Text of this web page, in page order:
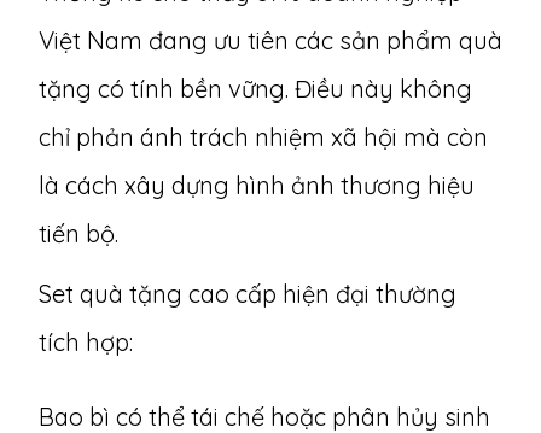
Việt Nam đang ưu tiên các sản phẩm quà
tặng có tính bền vững. Điều này không
chỉ phản ánh trách nhiệm xã hội mà còn
là cách xây dựng hình ảnh thương hiệu
tiến bộ.
Set quà tặng cao cấp hiện đại thường
tích hợp:
Bao bì có thể tái chế hoặc phân hủy sinh